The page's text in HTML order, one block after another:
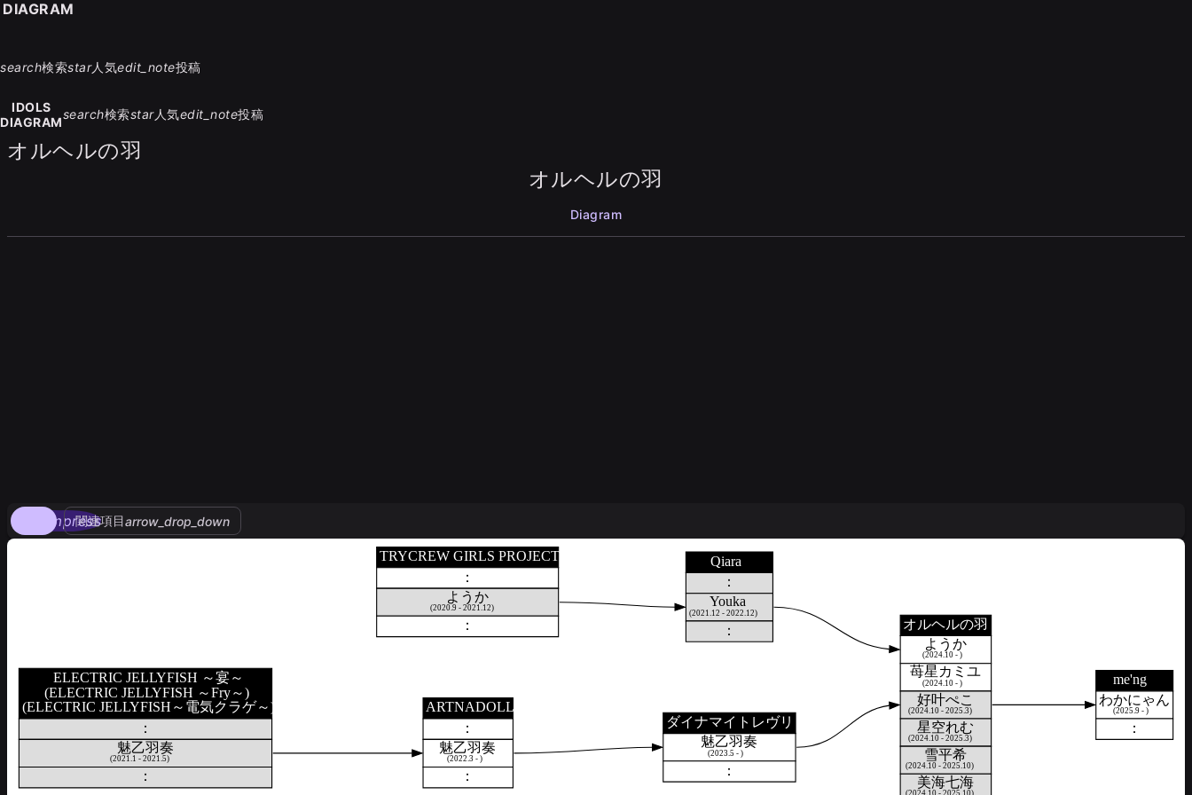
search検索star人気edit_note投稿
IDOLS
DIAGRAM
search検索star人気edit_note投稿
オルヘルの羽
オルヘルの羽
Diagram
compress
関連項目arrow_drop_down